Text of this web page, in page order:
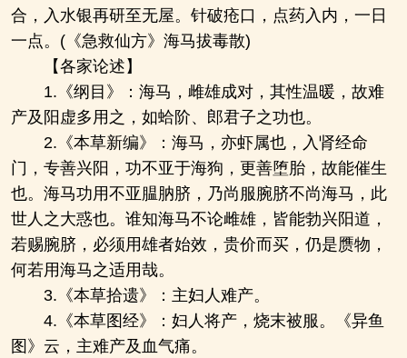
合，入水银再研至无屋。针破疮口，点药入内，一日
一点。(《急救仙方》海马拔毒散)
【各家论述】
1.《纲目》：海马，雌雄成对，其性温暖，故难
产及阳虚多用之，如蛤阶、郎君子之功也。
2.《本草新编》：海马，亦虾属也，入肾经命
门，专善兴阳，功不亚于海狗，更善堕胎，故能催生
也。海马功用不亚腽肭脐，乃尚服腕脐不尚海马，此
世人之大惑也。谁知海马不论雌雄，皆能勃兴阳道，
若赐腕脐，必须用雄者始效，贵价而买，仍是赝物，
何若用海马之适用哉。
3.《本草拾遗》：主妇人难产。
4.《本草图经》：妇人将产，烧末被服。《异鱼
图》云，主难产及血气痛。